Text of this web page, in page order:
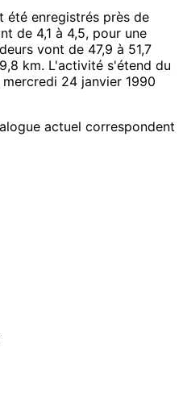
été enregistrés près de
de 4,1 à 4,5, pour une
vont de 47,9 à 51,7
km. L'activité s'étend du
24 janvier 1990
actuel correspondent